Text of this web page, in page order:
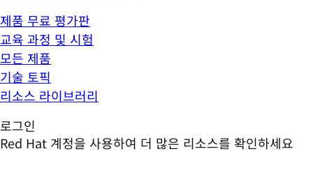
제품 무료 평가판
교육 과정 및 시험
모든 제품
기술 토픽
리소스 라이브러리
로그인
Red Hat 계정을 사용하여 더 많은 리소스를 확인하세요